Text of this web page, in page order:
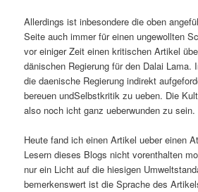
Allerdings ist inbesondere die oben
Seite auch immer für einen ungewollten
vor einiger Zeit einen kritischen Artikel
dänischen Regierung für den Dalai Lama.
die daenische Regierung indirekt
bereuen undSelbstkritik zu ueben. Die
also noch icht ganz ueberwunden zu sein.
Heute fand ich einen Artikel ueber einen
Lesern dieses Blogs nicht vorenthalten
nur ein Licht auf die hiesigen
bemerkenswert ist die Sprache des